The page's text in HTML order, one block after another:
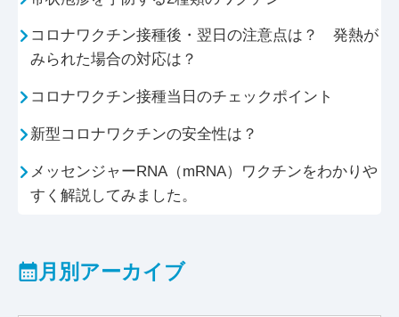
コロナワクチン接種後・翌日の注意点は？ 発熱が
みられた場合の対応は？
コロナワクチン接種当日のチェックポイント
新型コロナワクチンの安全性は？
メッセンジャーRNA（mRNA）ワクチンをわかりや
すく解説してみました。
月別アーカイブ